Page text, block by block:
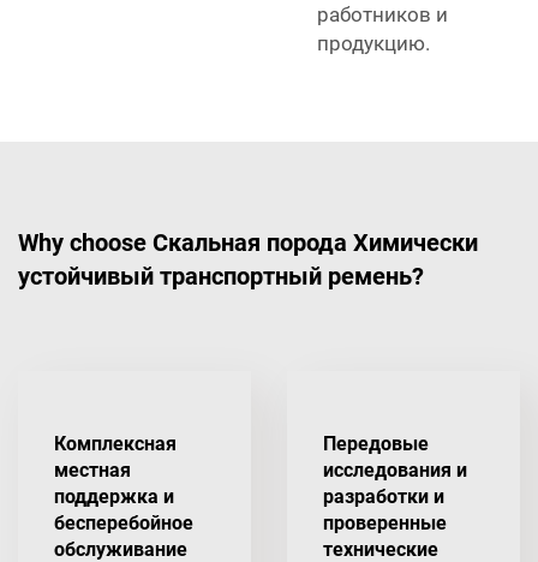
работников и
продукцию.
Why choose Скальная порода Химически
устойчивый транспортный ремень?
Комплексная
местная
поддержка и
бесперебойное
обслуживание
Передовые
исследования и
разработки и
проверенные
технические